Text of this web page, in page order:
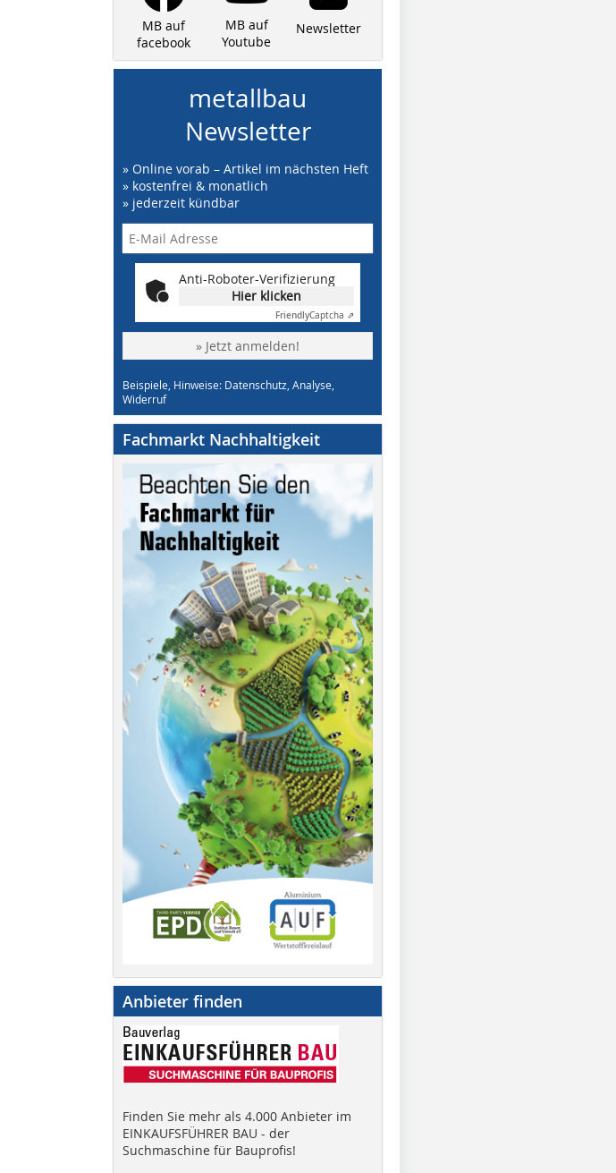
MB auf
facebook
MB auf
Youtube
Newsletter
metallbau
Newsletter
» Online vorab – Artikel im nächsten Heft
» kostenfrei & monatlich
» jederzeit kündbar
Anti-Roboter-Verifizierung
Hier klicken
FriendlyCaptcha ⇗
» Jetzt anmelden!
Beispiele, Hinweise: Datenschutz, Analyse,
Widerruf
Fachmarkt Nachhaltigkeit
Anbieter finden
Finden Sie mehr als 4.000 Anbieter im
EINKAUFSFÜHRER BAU - der
Suchmaschine für Bauprofis!